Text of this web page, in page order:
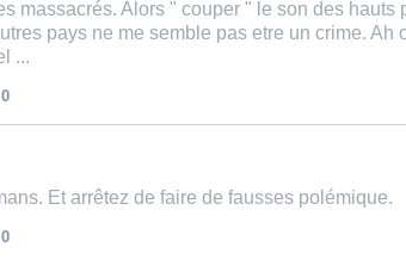
massacrés. Alors " couper " le son des hauts
pays ne me semble pas etre un crime. Ah
...
0
Et arrêtez de faire de fausses polémique.
0